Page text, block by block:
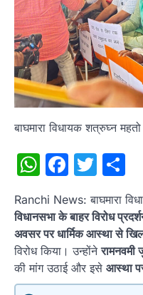
बाघमारा विधायक शत्रुघ्न महतो
WhatsApp
Ranchi News: बाघमारा
विधानसभा के बाहर विरोध
अवसर पर धार्मिक आस्था से
विरोध किया। उन्होंने
की मांग उठाई और इसे आस्था